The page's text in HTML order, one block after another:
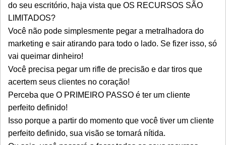
do seu escritório, haja vista que OS RECURSOS SÃO
LIMITADOS?
Você não pode simplesmente pegar a metralhadora do
marketing e sair atirando para todo o lado. Se fizer isso, só
vai queimar dinheiro!
Você precisa pegar um rifle de precisão e dar tiros que
acertem seus clientes no coração!
Perceba que O PRIMEIRO PASSO é ter um cliente
perfeito definido!
Isso porque a partir do momento que você tiver um cliente
perfeito definido, sua visão se tornará nítida.